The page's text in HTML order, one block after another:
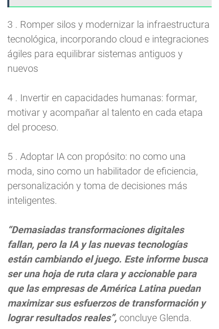
3 . Romper silos y modernizar la infraestructura
tecnológica, incorporando cloud e integraciones
ágiles para equilibrar sistemas antiguos y
nuevos
4 . Invertir en capacidades humanas: formar,
motivar y acompañar al talento en cada etapa
del proceso.
5 . Adoptar IA con propósito: no como una
moda, sino como un habilitador de eficiencia,
personalización y toma de decisiones más
inteligentes.
“Demasiadas transformaciones digitales
fallan, pero la IA y las nuevas tecnologías
están cambiando el juego. Este informe busca
ser una hoja de ruta clara y accionable para
que las empresas de América Latina puedan
maximizar sus esfuerzos de transformación y
lograr resultados reales”, concluye Glenda.